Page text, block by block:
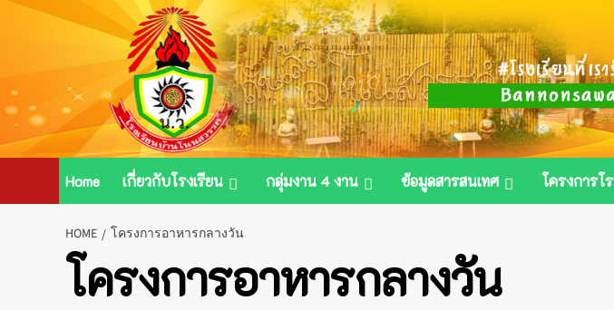
Skip
Home เกี่ยวกับโรงเรียน กลุ่มงาน 4 งาน ข้อมูลสารสนเทศ โครงการโ
HOME โครงการอาหารกลางวัน
โครงการอาหารกลางวัน